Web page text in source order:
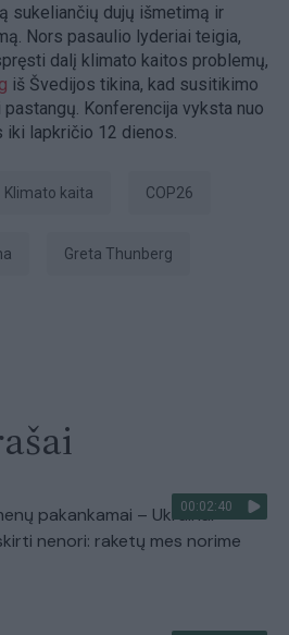
sukeliančių dujų išmetimą ir
Nors pasaulio lyderiai teigia,
dalį klimato kaitos problemų,
iš Švedijos tikina, kad susitikimo
Konferencija vyksta nuo
lapkričio 12 dienos.
klimato kaita COP26
Greta Thunberg
00:02:40
pakankamai – Ukrainai
nenori: raketų mes norime